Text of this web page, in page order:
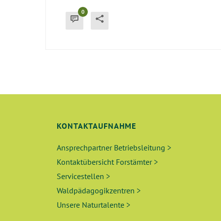
0
KONTAKTAUFNAHME
Ansprechpartner Betriebsleitung >
Kontaktübersicht Forstämter >
Servicestellen >
Waldpädagogikzentren >
Unsere Naturtalente >